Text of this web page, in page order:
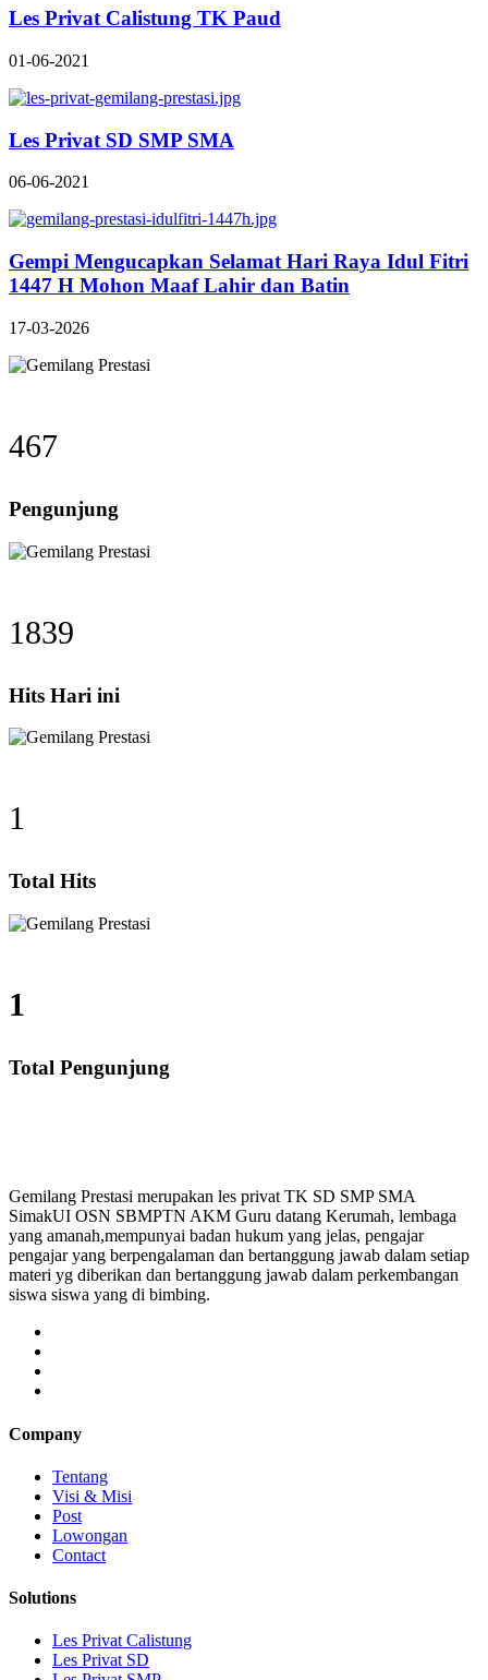
Les Privat Calistung TK Paud
01-06-2021
Les Privat SD SMP SMA
06-06-2021
Gempi Mengucapkan Selamat Hari Raya Idul Fitri
1447 H Mohon Maaf Lahir dan Batin
17-03-2026
467
Pengunjung
1839
Hits Hari ini
1
Total Hits
1
Total Pengunjung
Gemilang Prestasi merupakan les privat TK SD SMP SMA
SimakUI OSN SBMPTN AKM Guru datang Kerumah, lembaga
yang amanah,mempunyai badan hukum yang jelas, pengajar
pengajar yang berpengalaman dan bertanggung jawab dalam setiap
materi yg diberikan dan bertanggung jawab dalam perkembangan
siswa siswa yang di bimbing.
Company
Tentang
Visi & Misi
Post
Lowongan
Contact
Solutions
Les Privat Calistung
Les Privat SD